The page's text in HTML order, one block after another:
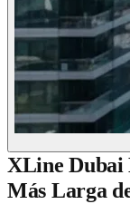
XLine
Más Larga